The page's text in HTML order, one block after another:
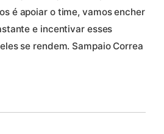
é apoiar o time, vamos encher
e incentivar esses
se rendem. Sampaio Correa